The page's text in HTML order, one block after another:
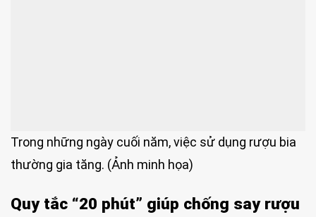
Trong những ngày cuối năm, việc sử dụng rượu bia
thường gia tăng. (Ảnh minh họa)
Quy tắc “20 phút” giúp chống say rượu